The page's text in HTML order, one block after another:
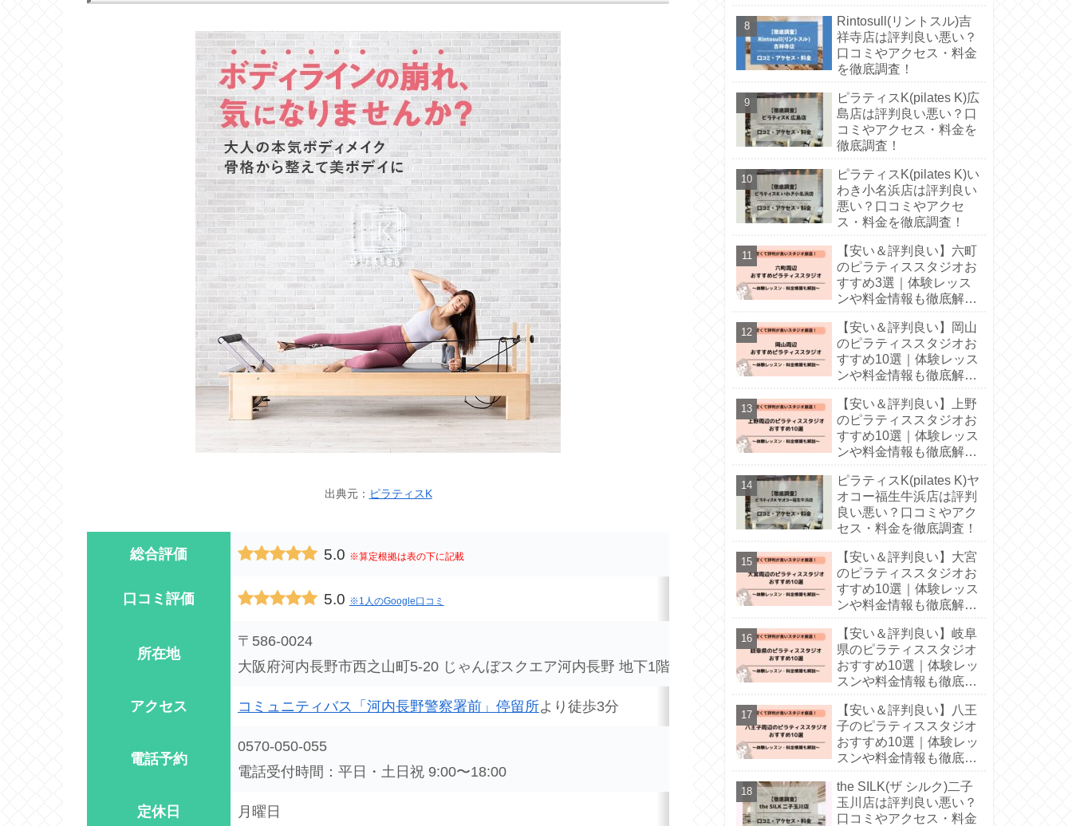
出典元： ピラティスK
総合評価 5.0 ※算定根拠は表の下に記載
口コミ評価 5.0 ※1人のGoogle口コミ
所在地
〒586-0024
大阪府河内長野市西之山町5-20 じゃんぼスクエア河内長野 地下1階
アクセス コミュニティバス「河内長野警察署前」停留所より徒歩3分
電話予約
0570-050-055
電話受付時間：平日・土日祝 9:00〜18:00
定休日 月曜日
Rintosull(リントスル)吉
祥寺店は評判良い悪い？
口コミやアクセス・料金
を徹底調査！
ピラティスK(pilates K)広
島店は評判良い悪い？口
コミやアクセス・料金を
徹底調査！
ピラティスK(pilates K)い
わき小名浜店は評判良い
悪い？口コミやアクセ
ス・料金を徹底調査！
【安い＆評判良い】六町
のピラティススタジオお
すすめ3選｜体験レッス
ンや料金情報も徹底解
【安い＆評判良い】岡山
のピラティススタジオお
すすめ10選｜体験レッス
ンや料金情報も徹底解
【安い＆評判良い】上野
のピラティススタジオお
すすめ10選｜体験レッス
ンや料金情報も徹底解
ピラティスK(pilates K)ヤ
オコー福生牛浜店は評判
良い悪い？口コミやアク
セス・料金を徹底調査！
【安い＆評判良い】大宮
のピラティススタジオお
すすめ10選｜体験レッス
ンや料金情報も徹底解
【安い＆評判良い】岐阜
県のピラティススタジオ
おすすめ10選｜体験レッ
スンや料金情報も徹底解
【安い＆評判良い】八王
子のピラティススタジオ
おすすめ10選｜体験レッ
スンや料金情報も徹底解
the SILK(ザ シルク)二子
玉川店は評判良い悪い？
口コミやアクセス・料金